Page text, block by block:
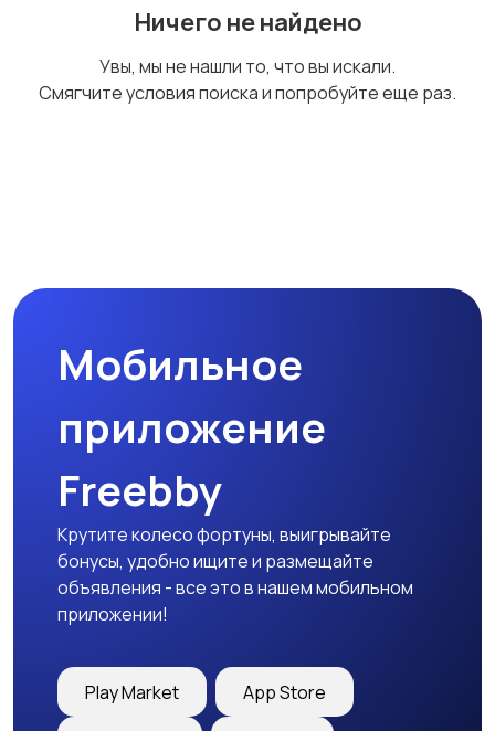
Футболки и поло Штаны и шорты
Другое
Ничего не найдено
Увы, мы не нашли то, что вы искали.
Смягчите условия поиска и попробуйте еще раз.
Мобильное
приложение
Freebby
Крутите колесо фортуны, выигрывайте
бонусы, удобно ищите и размещайте
объявления - все это в нашем мобильном
приложении!
Play Market App Store